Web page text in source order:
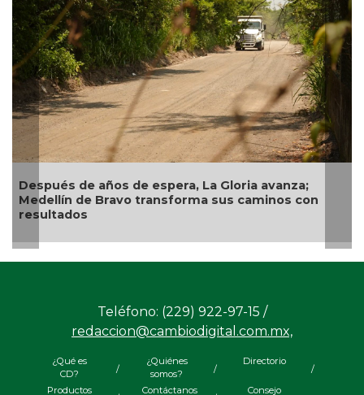
Después de años de espera, La Gloria avanza;
Medellín de Bravo transforma sus caminos con
resultados
Teléfono: (229) 922-97-15 /
redaccion@cambiodigital.com.mx,
¿Qué es
CD?
/
¿Quiénes
somos?
/
Directorio
/
Productos
Contáctanos Consejo